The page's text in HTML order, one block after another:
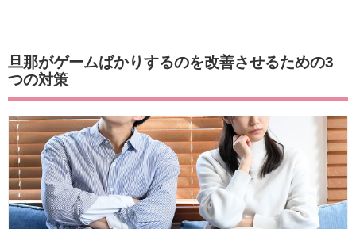
旦那がゲームばかりするのを改善させるための3
つの対策